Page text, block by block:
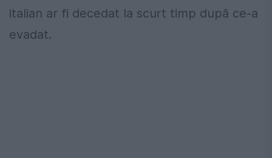
italian ar fi decedat la scurt timp după ce-a
evadat.